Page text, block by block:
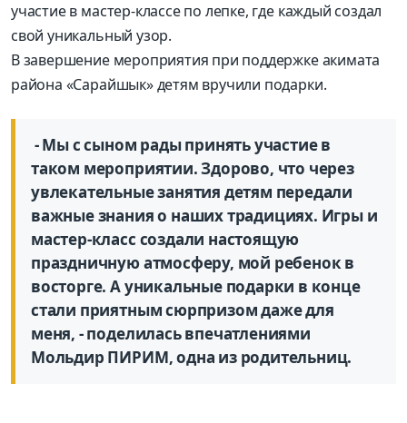
участие в мастер-классе по лепке, где каждый создал
свой уникальный узор.
В завершение мероприятия при поддержке акимата
района «Сарайшык» детям вручили подарки.
- Мы с сыном рады принять участие в
таком мероприятии. Здорово, что через
увлекательные занятия детям передали
важные знания о наших традициях. Игры и
мастер-класс создали настоящую
праздничную атмосферу, мой ребенок в
восторге. А уникальные подарки в конце
стали приятным сюрпризом даже для
меня, - поделилась впечатлениями
Мольдир ПИРИМ, одна из родительниц.